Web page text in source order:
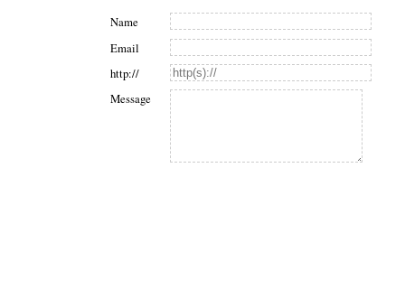
Name
Email
http://
Message